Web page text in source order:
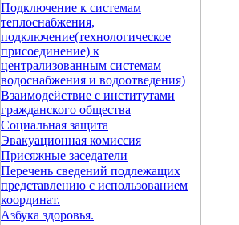
Подключение к системам
теплоснабжения,
подключение(технологическое
присоединение) к
централизованным системам
водоснабжения и водоотведения)
Взаимодействие с институтами
гражданского общества
Социальная защита
Эвакуационная комиссия
Присяжные заседатели
Перечень сведений подлежащих
представлению с использованием
координат.
Азбука здоровья.